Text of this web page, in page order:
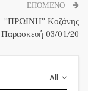
ΕΠΌΜΕΝΟ
”ΠΡΩΙΝΗ” Κοζάνης
Παρασκευή 03/01/20
All